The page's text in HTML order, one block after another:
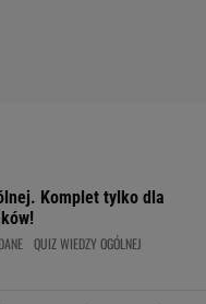
Komplet tylko dla
QUIZ WIEDZY OGÓLNEJ